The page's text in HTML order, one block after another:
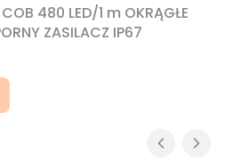
480 LED/1 m OKRĄGŁE
ZASILACZ IP67